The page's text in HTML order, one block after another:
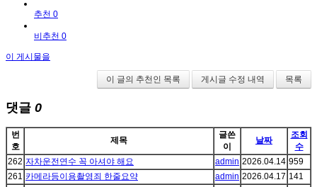
추천 0
비추천 0
이 게시물을
이 글의 추천인 목록 게시글 수정 내역 목록
댓글 0
번
호
제목
글쓴
이
날짜
조회
수
262 자차운전연수 꼭 아셔야 해요 admin 2026.04.14 959
261 카메라등이용촬영죄 한줄요약 admin 2026.04.17 141